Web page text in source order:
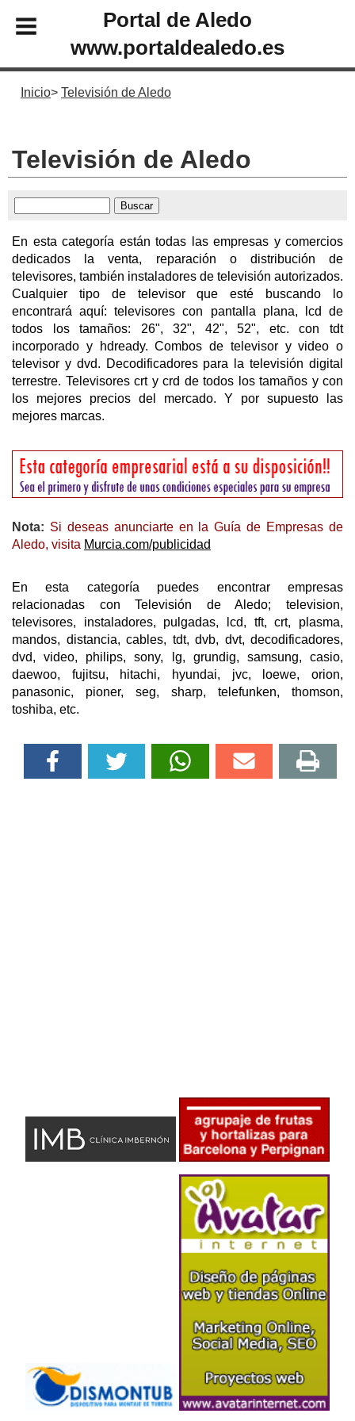
Portal de Aledo
www.portaldealedo.es
Inicio Televisión de Aledo
Televisión de Aledo
En esta categoría están todas las empresas y comercios
dedicados la venta, reparación o distribución de
televisores, también instaladores de televisión autorizados.
Cualquier tipo de televisor que esté buscando lo
encontrará aquí: televisores con pantalla plana, lcd de
todos los tamaños: 26", 32", 42", 52", etc. con tdt
incorporado y hdready. Combos de televisor y video o
televisor y dvd. Decodificadores para la televisión digital
terrestre. Televisores crt y crd de todos los tamaños y con
los mejores precios del mercado. Y por supuesto las
mejores marcas.
Nota: Si deseas anunciarte en la Guía de Empresas de
Aledo, visita Murcia.com/publicidad
En esta categoría puedes encontrar empresas
relacionadas con Televisión de Aledo; television,
televisores, instaladores, pulgadas, lcd, tft, crt, plasma,
mandos, distancia, cables, tdt, dvb, dvt, decodificadores,
dvd, video, philips, sony, lg, grundig, samsung, casio,
daewoo, fujitsu, hitachi, hyundai, jvc, loewe, orion,
panasonic, pioner, seg, sharp, telefunken, thomson,
toshiba, etc.